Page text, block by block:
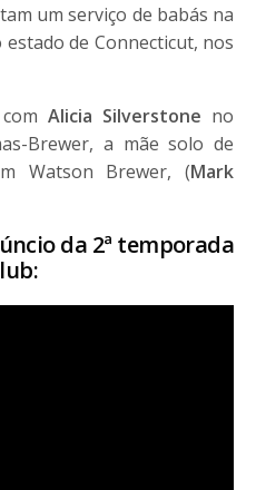
um serviço de babás na
de Connecticut, nos
Alicia Silverstone no
Brewer, a mãe solo de
Watson Brewer, (Mark
da 2ª temporada